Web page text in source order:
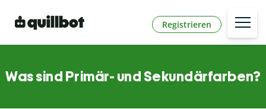
Registrieren
Was sind Primär- und Sekundärfarben?